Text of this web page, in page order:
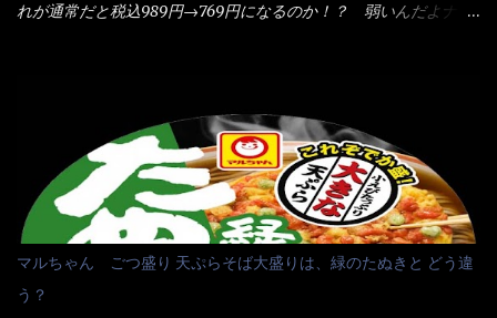
韮の緑と卵の黄色も相まって・・・映える...
れが通常だと税込989円→769円になるのか！？ 弱いんだよナァ
に行っても同じメニュー同じ味のファミレスには行きません。 最
近は、ステーキガストに試しに行ったぐらいです。（肉が喰いた
くて） しかし最近のファミレスは合理化が進み、店員さんもフロ
ア担当は2人程度しか居ないんだよねぇ～ それに注文はタッチパ
ネル！！ 凄いよなぁ～ 20年位前は、フロア担当だけでも5人は
居たと思うけど・・・ 判らず店員さんを呼ぶピンポンを・・・ク
ーポンなんだけどと伝えると、丁寧にタッチパネルで～と教えて
くれたが、何故かタッチパネルがクーポンを受け付けない！！ 店
マルちゃん ごつ盛り 天ぷらそば大盛りは、緑のたぬきと どう違
う？